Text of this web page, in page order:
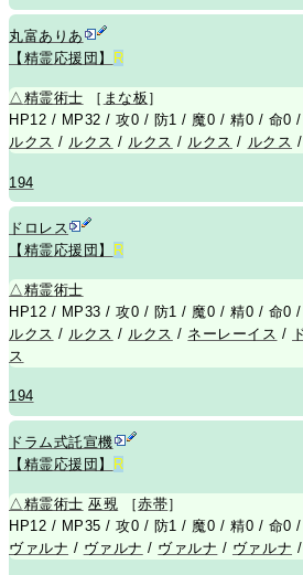
丸富ありあ
【精霊応援団】
R
△精霊術士 ［ まな板 ］
HP12 / MP32 / 攻0 / 防1 / 魔0 / 精0 / 命0
ルクス / ルクス / ルクス / ルクス / ルクス /
194
ドロレス
【精霊応援団】
R
△精霊術士
HP12 / MP33 / 攻0 / 防1 / 魔0 / 精0 / 命0
ルクス / ルクス / ルクス / ネーレーイス /
ス
194
ドラム式託宣機
【精霊応援団】
R
△精霊術士 巫覡 ［赤帯］
HP12 / MP35 / 攻0 / 防1 / 魔0 / 精0 / 命0
ヴァルナ / ヴァルナ / ヴァルナ / ヴァルナ /